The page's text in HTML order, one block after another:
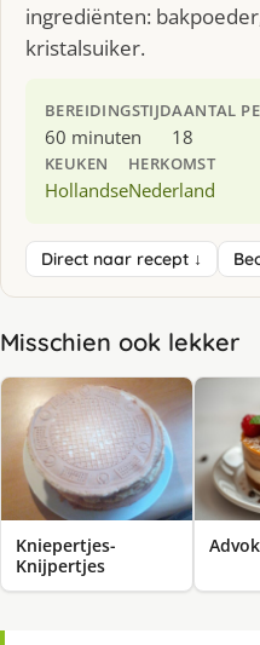
ingrediënten:
kristalsuiker.
BEREIDINGSTIJD
60 minuten
AANTAL
18
KEUKEN
Hollandse
HERKOMST
Nederland
Direct naar recept ↓
Misschien ook lekker
Kniepertjes-
Knijpertjes